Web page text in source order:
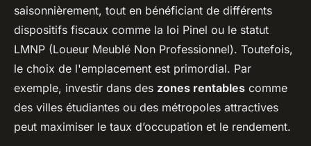
saisonnièrement, tout en bénéficiant de différents
dispositifs fiscaux comme la loi Pinel ou le statut
LMNP (Loueur Meublé Non Professionnel). Toutefois,
le choix de l'emplacement est primordial. Par
exemple, investir dans des zones rentables comme
des villes étudiantes ou des métropoles attractives
peut maximiser le taux d’occupation et le rendement.